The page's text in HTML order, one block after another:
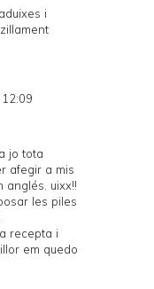
i
jo tota
afegir a mis
anglés. uixx!!
les piles
recepta i
em quedo